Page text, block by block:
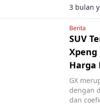
LEX sama
3 bulan
Berita
SUV
Xpeng
Harga
GX
dengan
dan